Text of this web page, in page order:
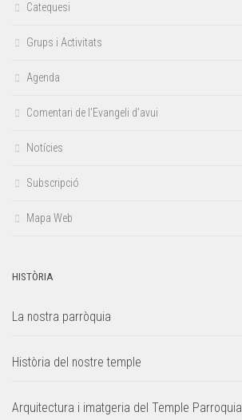
Catequesi
Grups i Activitats
Agenda
Comentari de l’Evangeli d’avui
Notícies
Subscripció
Mapa Web
HISTÒRIA
La nostra parròquia
Història del nostre temple
Arquitectura i imatgeria del Temple Parroquial